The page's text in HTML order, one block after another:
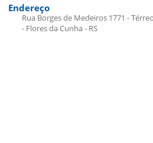
Endereço
Rua Borges de Medeiros 1771 -
- Flores da Cunha - RS